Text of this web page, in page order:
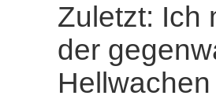
Zuletzt: Ich
der